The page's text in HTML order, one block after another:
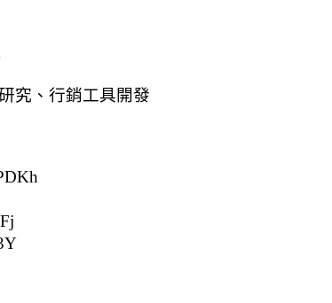
究、行銷工具開發